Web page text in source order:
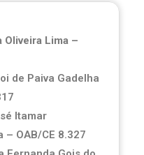
Oliveira Lima –
de Paiva Gadelha
Itamar
– OAB/CE 8.327